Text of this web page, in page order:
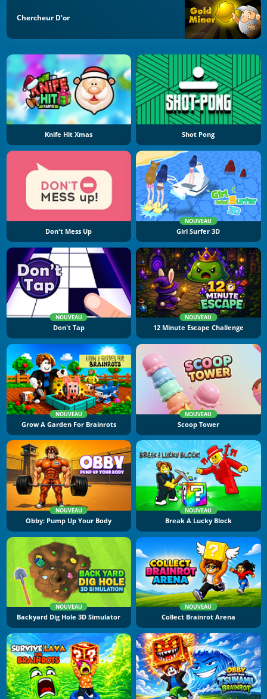
Chercheur D'or
Knife Hit Xmas Shot Pong
Don't Mess Up
NOUVEAU
Girl Surfer 3D
NOUVEAU
Don't Tap
NOUVEAU
12 Minute Escape Challenge
NOUVEAU
Grow A Garden For Brainrots
NOUVEAU
Scoop Tower
NOUVEAU
Obby: Pump Up Your Body
NOUVEAU
Break A Lucky Block
NOUVEAU
Backyard Dig Hole 3D Simulator
NOUVEAU
Collect Brainrot Arena